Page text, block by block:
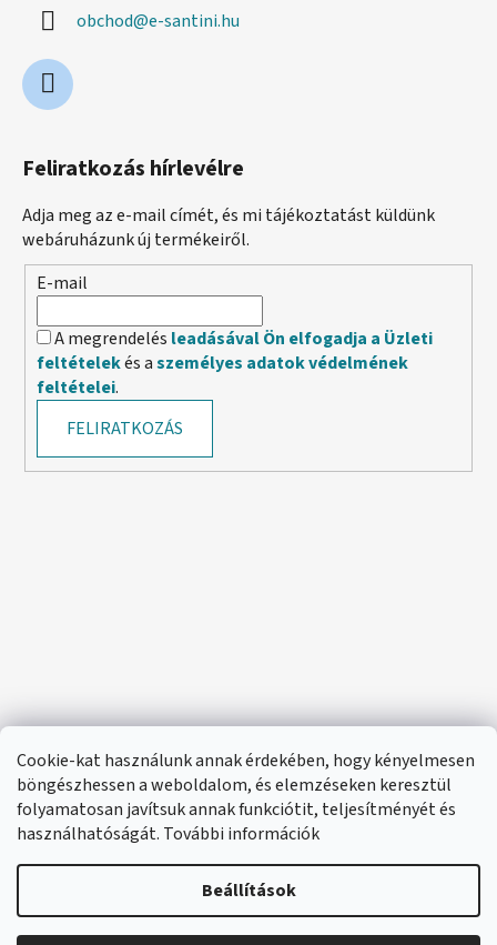
Cookie-kat használunk annak érdekében, hogy kényelmesen
böngészhessen a weboldalom, és elemzéseken keresztül
folyamatosan javítsuk annak funkciótit, teljesítményét és
használhatóságát. További információk
Beállítások
obchod@e-santini.hu
Feliratkozás hírlevélre
Adja meg az e-mail címét, és mi tájékoztatást küldünk
webáruházunk új termékeiről.
E-mail
A megrendelés leadásával Ön elfogadja a Üzleti
feltételekés aszemélyes adatok védelmének
feltételei.
FELIRATKOZÁS